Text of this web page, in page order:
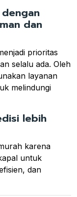
dan
prioritas
selalu ada. Oleh
layanan
melindungi
lebih
karena
untuk
dan